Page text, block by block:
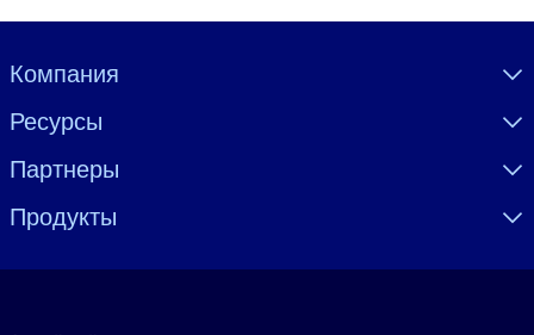
Visually hidden Text
Компания
Ресурсы
Партнеры
Продукты